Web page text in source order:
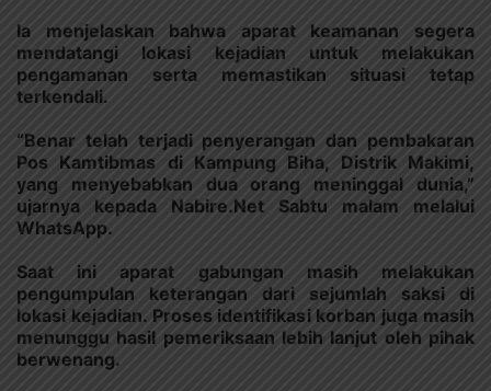
Ia menjelaskan bahwa aparat keamanan segera
mendatangi lokasi kejadian untuk melakukan
pengamanan serta memastikan situasi tetap
terkendali.
“Benar telah terjadi penyerangan dan pembakaran
Pos Kamtibmas di Kampung Biha, Distrik Makimi,
yang menyebabkan dua orang meninggal dunia,”
ujarnya kepada Nabire.Net Sabtu malam melalui
WhatsApp.
Saat ini aparat gabungan masih melakukan
pengumpulan keterangan dari sejumlah saksi di
lokasi kejadian. Proses identifikasi korban juga masih
menunggu hasil pemeriksaan lebih lanjut oleh pihak
berwenang.